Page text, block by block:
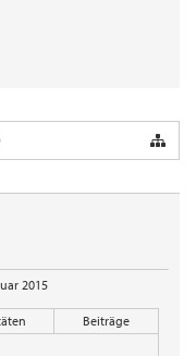
2015
Beiträge